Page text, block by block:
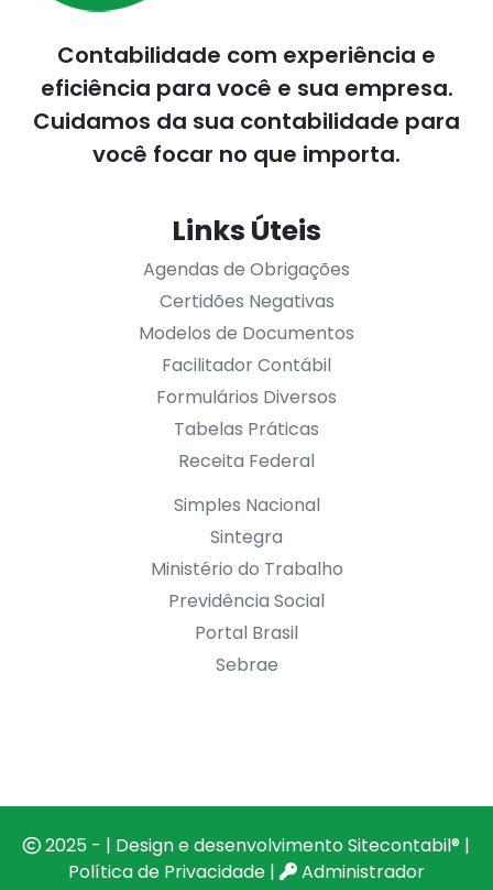
Contabilidade com experiência e
eficiência para você e sua empresa.
Cuidamos da sua contabilidade para
você focar no que importa.
Links Úteis
Agendas de Obrigações
Certidões Negativas
Modelos de Documentos
Facilitador Contábil
Formulários Diversos
Tabelas Práticas
Receita Federal
Simples Nacional
Sintegra
Ministério do Trabalho
Previdência Social
Portal Brasil
Sebrae
2025 - | Design e desenvolvimentoSitecontabil® |
Política de Privacidade | Administrador